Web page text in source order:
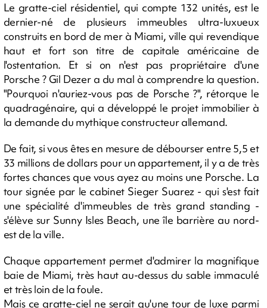
Le gratte-ciel résidentiel, qui compte 132 unités, est le
dernier-né de plusieurs immeubles ultra-luxueux
construits en bord de mer à Miami, ville qui revendique
haut et fort son titre de capitale américaine de
l'ostentation. Et si on n'est pas propriétaire d'une
Porsche ? Gil Dezer a du mal à comprendre la question.
"Pourquoi n'auriez-vous pas de Porsche ?", rétorque le
quadragénaire, qui a développé le projet immobilier à
la demande du mythique constructeur allemand.
De fait, si vous êtes en mesure de débourser entre 5,5 et
33 millions de dollars pour un appartement, il y a de très
fortes chances que vous ayez au moins une Porsche. La
tour signée par le cabinet Sieger Suarez - qui s'est fait
une spécialité d'immeubles de très grand standing -
s'élève sur Sunny Isles Beach, une île barrière au nord-
est de la ville.
Chaque appartement permet d'admirer la magnifique
baie de Miami, très haut au-dessus du sable immaculé
et très loin de la foule.
Mais ce gratte-ciel ne serait qu'une tour de luxe parmi